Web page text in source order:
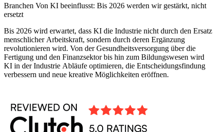
Branchen Von KI beeinflusst: Bis 2026 werden wir gestärkt, nicht
ersetzt
Bis 2026 wird erwartet, dass KI die Industrie nicht durch den Ersatz
menschlicher Arbeitskraft, sondern durch deren Ergänzung
revolutionieren wird. Von der Gesundheitsversorgung über die
Fertigung und den Finanzsektor bis hin zum Bildungswesen wird
KI in der Industrie Abläufe optimieren, die Entscheidungsfindung
verbessern und neue kreative Möglichkeiten eröffnen.